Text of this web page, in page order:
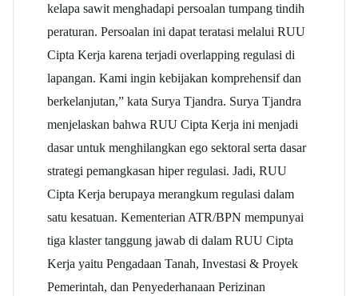
kelapa sawit menghadapi persoalan tumpang tindih
peraturan. Persoalan ini dapat teratasi melalui RUU
Cipta Kerja karena terjadi overlapping regulasi di
lapangan. Kami ingin kebijakan komprehensif dan
berkelanjutan,” kata Surya Tjandra. Surya Tjandra
menjelaskan bahwa RUU Cipta Kerja ini menjadi
dasar untuk menghilangkan ego sektoral serta dasar
strategi pemangkasan hiper regulasi. Jadi, RUU
Cipta Kerja berupaya merangkum regulasi dalam
satu kesatuan. Kementerian ATR/BPN mempunyai
tiga klaster tanggung jawab di dalam RUU Cipta
Kerja yaitu Pengadaan Tanah, Investasi & Proyek
Pemerintah, dan Penyederhanaan Perizinan